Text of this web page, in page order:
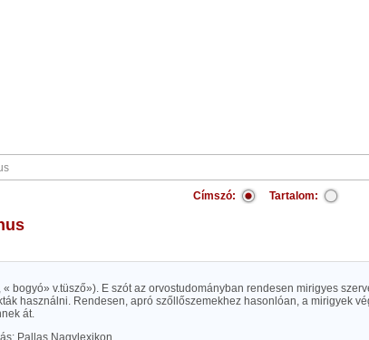
Címszó: Tartalom:
« bogyó» v.tüsző»). E szót az orvostudományban rendesen mirigyes
használni. Rendesen, apró szőllőszemekhez hasonlóan, a mirigyek
át.
Pallas Nagylexikon